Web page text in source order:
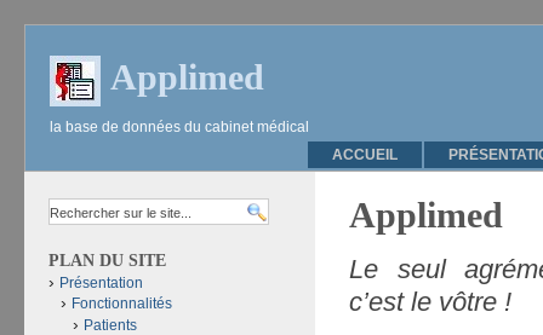
Applimed
la base de données du cabinet médical
ACCUEIL
Applimed
Le seul
c’est le vôtre !
PLAN DU SITE
Présentation
Fonctionnalités
Patients